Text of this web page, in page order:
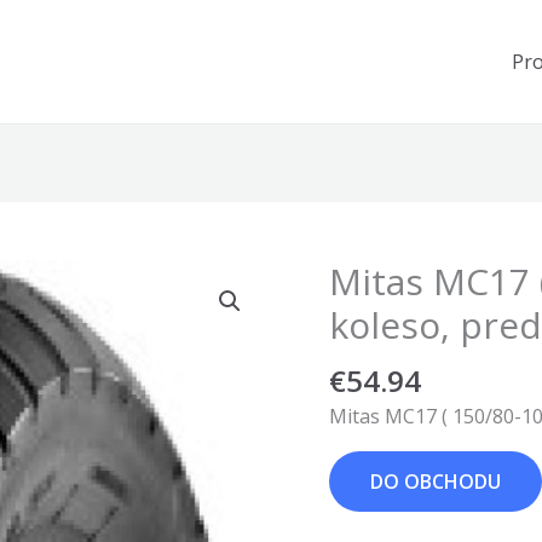
Mitas MC17
koleso,
€54.94
Mitas MC17 ( 150/80-
DO OBCHODU